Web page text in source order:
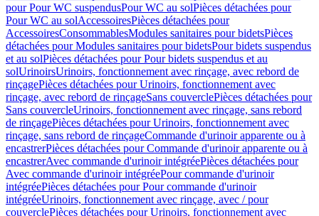
pour Pour WC suspendusPour WC au solPièces détachées pour
Pour WC au solAccessoiresPièces détachées pour
AccessoiresConsommablesModules sanitaires pour bidetsPièces
détachées pour Modules sanitaires pour bidetsPour bidets suspendus
et au solPièces détachées pour Pour bidets suspendus et au
solUrinoirsUrinoirs, fonctionnement avec rinçage, avec rebord de
rinçagePièces détachées pour Urinoirs, fonctionnement avec
rinçage, avec rebord de rinçageSans couverclePièces détachées pour
Sans couvercleUrinoirs, fonctionnement avec rinçage, sans rebord
de rinçagePièces détachées pour Urinoirs, fonctionnement avec
rinçage, sans rebord de rinçageCommande d'urinoir apparente ou à
encastrerPièces détachées pour Commande d'urinoir apparente ou à
encastrerAvec commande d'urinoir intégréePièces détachées pour
Avec commande d'urinoir intégréePour commande d'urinoir
intégréePièces détachées pour Pour commande d'urinoir
intégréeUrinoirs, fonctionnement avec rinçage, avec / pour
couverclePièces détachées pour Urinoirs, fonctionnement avec